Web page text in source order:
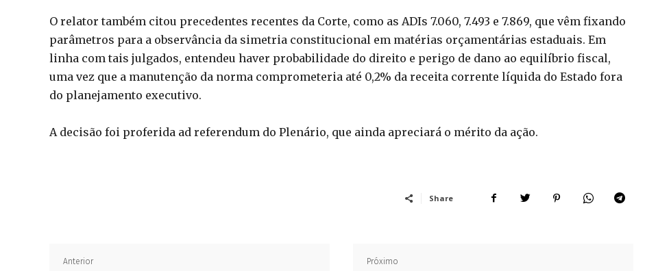
O relator também citou precedentes recentes da Corte, como as ADIs 7.060, 7.493 e 7.869, que vêm fixando
parâmetros para a observância da simetria constitucional em matérias orçamentárias estaduais. Em
linha com tais julgados, entendeu haver probabilidade do direito e perigo de dano ao equilíbrio fiscal,
uma vez que a manutenção da norma comprometeria até 0,2% da receita corrente líquida do Estado fora
do planejamento executivo.
A decisão foi proferida ad referendum do Plenário, que ainda apreciará o mérito da ação.
Share
Anterior Próximo